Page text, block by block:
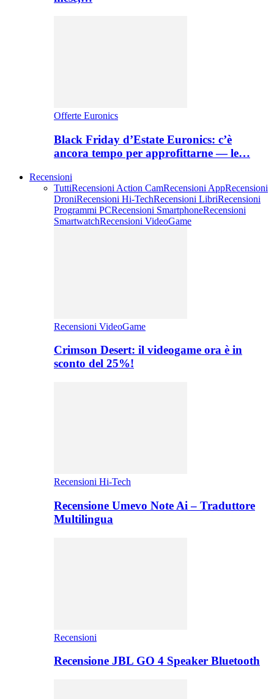
Offerte Euronics
Black Friday d’Estate Euronics: c’è
ancora tempo per approfittarne — le…
Recensioni
TuttiRecensioni Action CamRecensioni AppRecensioni
DroniRecensioni Hi-TechRecensioni LibriRecensioni
Programmi PCRecensioni SmartphoneRecensioni
SmartwatchRecensioni VideoGame
Recensioni VideoGame
Crimson Desert: il videogame ora è in
sconto del 25%!
Recensioni Hi-Tech
Recensione Umevo Note Ai – Traduttore
Multilingua
Recensioni
Recensione JBL GO 4 Speaker Bluetooth